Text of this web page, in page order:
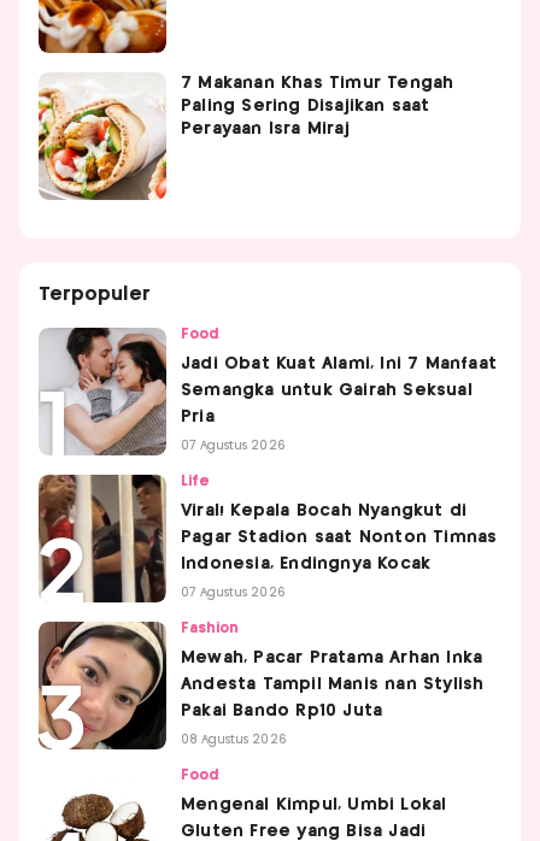
7 Makanan Khas Timur Tengah
Paling Sering Disajikan saat
Perayaan Isra Miraj
Terpopuler
Food
Jadi Obat Kuat Alami, Ini 7 Manfaat
Semangka untuk Gairah Seksual
Pria
07 Agustus 2026
Life
Viral! Kepala Bocah Nyangkut di
Pagar Stadion saat Nonton Timnas
Indonesia, Endingnya Kocak
07 Agustus 2026
Fashion
Mewah, Pacar Pratama Arhan Inka
Andesta Tampil Manis nan Stylish
Pakai Bando Rp10 Juta
08 Agustus 2026
Food
Mengenal Kimpul, Umbi Lokal
Gluten Free yang Bisa Jadi